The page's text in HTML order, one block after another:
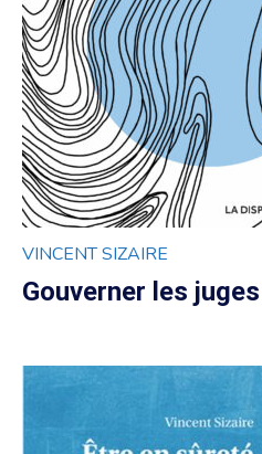
VINCENT SIZAIRE
Gouverner les juges